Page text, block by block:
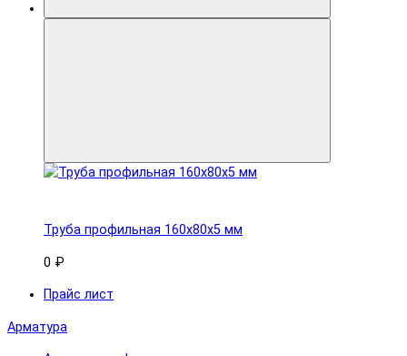
Труба профильная 160x80х5 мм
0 ₽
Прайс лист
Арматура